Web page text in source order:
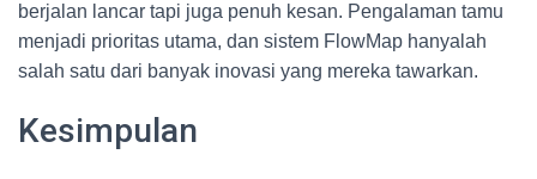
berjalan lancar tapi juga penuh kesan. Pengalaman tamu
menjadi prioritas utama, dan sistem FlowMap hanyalah
salah satu dari banyak inovasi yang mereka tawarkan.
Kesimpulan